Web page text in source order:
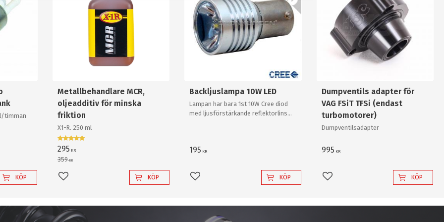
timman
KÖP
Metallbehandlare MCR,
oljeadditiv för minska
friktion
X1-R. 250 ml
295 KR
359KR
Lägg till i favoriter KÖP
Backljuslampa 10W LED
Lampan har bara 1st 10W Cree diod
med ljusförstärkande reflektorlins
195 KR
Lägg till i favoriter KÖP
Dumpventils adapter för
VAG FSiT TFSi (endast
turbomotorer)
Dumpventilsadapter
995 KR
Lägg till i favoriter KÖP